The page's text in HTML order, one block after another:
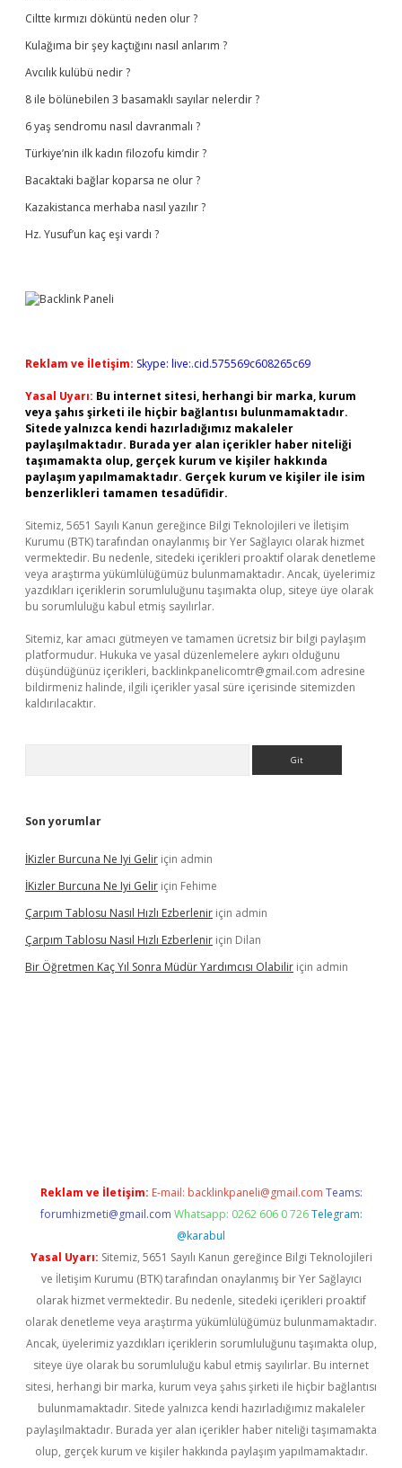
Ciltte kırmızı döküntü neden olur ?
Kulağıma bir şey kaçtığını nasıl anlarım ?
Avcılık kulübü nedir ?
8 ile bölünebilen 3 basamaklı sayılar nelerdir ?
6 yaş sendromu nasıl davranmalı ?
Türkiye’nin ilk kadın filozofu kimdir ?
Bacaktaki bağlar koparsa ne olur ?
Kazakistanca merhaba nasıl yazılır ?
Hz. Yusuf’un kaç eşi vardı ?
Reklam ve İletişim: Skype: live:.cid.575569c608265c69
Yasal Uyarı: Bu internet sitesi, herhangi bir marka, kurum
veya şahıs şirketi ile hiçbir bağlantısı bulunmamaktadır.
Sitede yalnızca kendi hazırladığımız makaleler
paylaşılmaktadır. Burada yer alan içerikler haber niteliği
taşımamakta olup, gerçek kurum ve kişiler hakkında
paylaşım yapılmamaktadır. Gerçek kurum ve kişiler ile isim
benzerlikleri tamamen tesadüfidir.
Sitemiz, 5651 Sayılı Kanun gereğince Bilgi Teknolojileri ve İletişim
Kurumu (BTK) tarafından onaylanmış bir Yer Sağlayıcı olarak hizmet
vermektedir. Bu nedenle, sitedeki içerikleri proaktif olarak denetleme
veya araştırma yükümlülüğümüz bulunmamaktadır. Ancak, üyelerimiz
yazdıkları içeriklerin sorumluluğunu taşımakta olup, siteye üye olarak
bu sorumluluğu kabul etmiş sayılırlar.
Sitemiz, kar amacı gütmeyen ve tamamen ücretsiz bir bilgi paylaşım
platformudur. Hukuka ve yasal düzenlemelere aykırı olduğunu
düşündüğünüz içerikleri, backlinkpanelicomtr@gmail.com adresine
bildirmeniz halinde, ilgili içerikler yasal süre içerisinde sitemizden
kaldırılacaktır.
Son yorumlar
İKizler Burcuna Ne Iyi Gelir için admin
İKizler Burcuna Ne Iyi Gelir için Fehime
Çarpım Tablosu Nasıl Hızlı Ezberlenir için admin
Çarpım Tablosu Nasıl Hızlı Ezberlenir için Dilan
Bir Öğretmen Kaç Yıl Sonra Müdür Yardımcısı Olabilir için admin
Reklam ve İletişim: E-mail: backlinkpaneli@gmail.com Teams:
forumhizmeti@gmail.com Whatsapp: 0262 606 0 726 Telegram:
@karabul
Yasal Uyarı: Sitemiz, 5651 Sayılı Kanun gereğince Bilgi Teknolojileri
ve İletişim Kurumu (BTK) tarafından onaylanmış bir Yer Sağlayıcı
olarak hizmet vermektedir. Bu nedenle, sitedeki içerikleri proaktif
olarak denetleme veya araştırma yükümlülüğümüz bulunmamaktadır.
Ancak, üyelerimiz yazdıkları içeriklerin sorumluluğunu taşımakta olup,
siteye üye olarak bu sorumluluğu kabul etmiş sayılırlar. Bu internet
sitesi, herhangi bir marka, kurum veya şahıs şirketi ile hiçbir bağlantısı
bulunmamaktadır. Sitede yalnızca kendi hazırladığımız makaleler
paylaşılmaktadır. Burada yer alan içerikler haber niteliği taşımamakta
olup, gerçek kurum ve kişiler hakkında paylaşım yapılmamaktadır.